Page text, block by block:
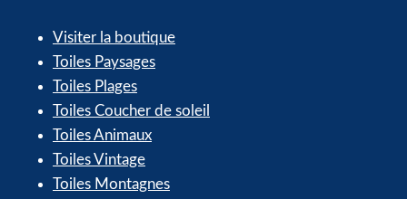
Visiter la boutique
Toiles Paysages
Toiles Plages
Toiles Coucher de soleil
Toiles Animaux
Toiles Vintage
Toiles Montagnes